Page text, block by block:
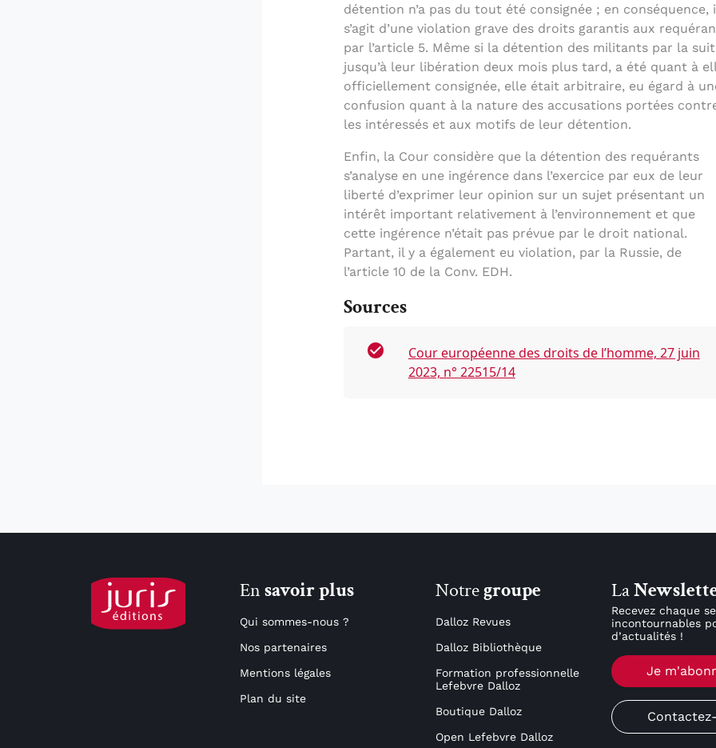
détention n’a pas du tout été consignée ; en conséquence,
s’agit d’une violation grave des droits garantis aux
par l’article 5. Même si la détention des militants par la
jusqu’à leur libération deux mois plus tard, a été quant à
officiellement consignée, elle était arbitraire, eu égard à
confusion quant à la nature des accusations portées
les intéressés et aux motifs de leur détention.
Enfin, la Cour considère que la détention des requérants
s’analyse en une ingérence dans l’exercice par eux de leur
liberté d’exprimer leur opinion sur un sujet présentant un
intérêt important relativement à l’environnement et que
cette ingérence n’était pas prévue par le droit national.
Partant, il y a également eu violation, par la Russie, de
l’article 10 de la Conv. EDH.
Sources
Cour européenne des droits de l’homme, 27 juin
2023, n° 22515/14
Ensavoir plus
Qui sommes-nous ?
Nos partenaires
Mentions légales
Plan du site
Notregroupe
Dalloz Revues
Dalloz Bibliothèque
Formation professionnelle
Lefebvre Dalloz
Boutique Dalloz
Open Lefebvre Dalloz
La
Recevez chaque
incontournables
d’actualités !
Je